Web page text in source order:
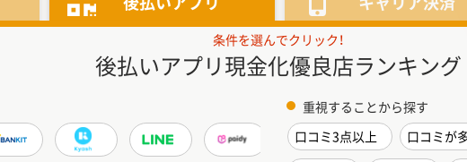
「ビジネスプラン」の2つの
プ... もっと見る
条件を選んでクリック！
後払いアプリ現金化優良店ランキング
重視することから探す
口コミ3点以上
口コミが